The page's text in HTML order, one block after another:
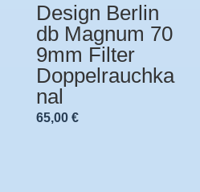
Design Berlin
db Magnum 70
9mm Filter
Doppelrauchka
nal
65,00 €